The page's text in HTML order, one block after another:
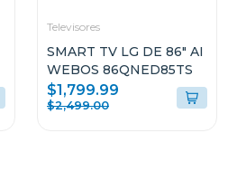
Televisores
SMART TV LG DE 86" AI
WEBOS 86QNED85TS
$1,799.99
$2,499.00